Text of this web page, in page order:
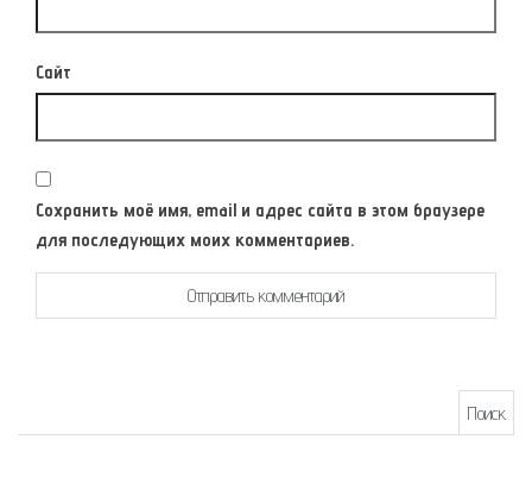
Сайт
Сохранить моё имя, email и адрес сайта в этом браузере
для последующих моих комментариев.